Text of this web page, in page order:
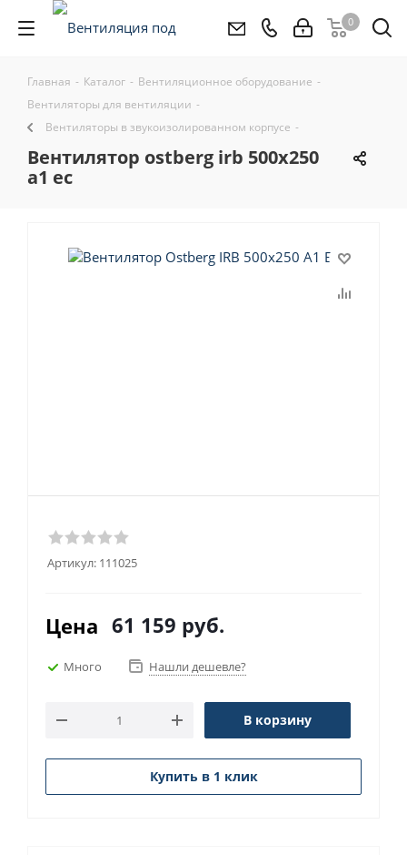
0
Главная - Каталог - Вентиляционное оборудование -
Вентиляторы для вентиляции -
Вентиляторы в звукоизолированном корпусе -
вентилятор ostberg irb 500x250
a1 ec
Артикул: 111025
Цена 61 159 руб.
Много Нашли дешевле?
В корзину
Купить в 1 клик